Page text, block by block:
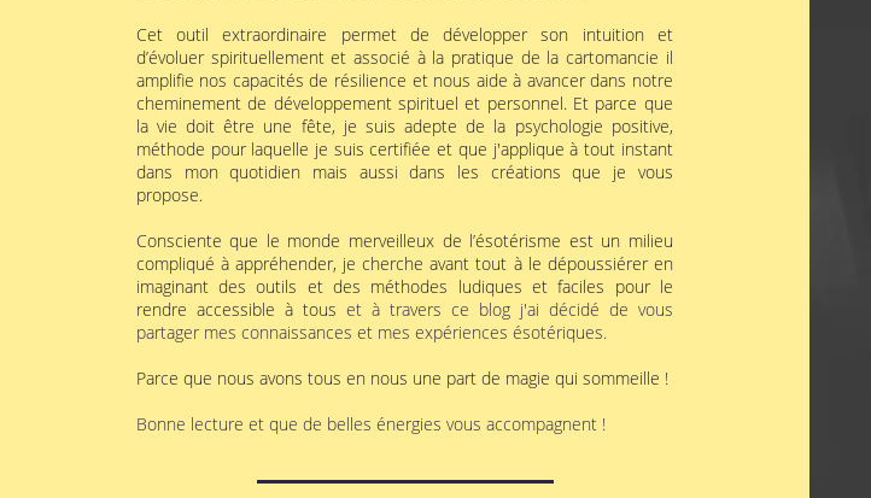
Cet outil extraordinaire permet de développer son intuition et
d’évoluer spirituellement et associé à la pratique de la cartomancie il
amplifie nos capacités de résilience et nous aide à avancer dans notre
cheminement de développement spirituel et personnel. Et parce que
la vie doit être une fête, je suis adepte de la psychologie positive,
méthode pour laquelle je suis certifiée et que j'applique à tout instant
dans mon quotidien mais aussi dans les créations que je vous
propose.
Consciente que le monde merveilleux de l’ésotérisme est un milieu
compliqué à appréhender, je cherche avant tout à le dépoussiérer en
imaginant des outils et des méthodes ludiques et faciles pour le
rendre accessible à tous et à travers ce blog j'ai décidé de vous
partager mes connaissances et mes expériences ésotériques.
Parce que nous avons tous en nous une part de magie qui sommeille !
Bonne lecture et que de belles énergies vous accompagnent !